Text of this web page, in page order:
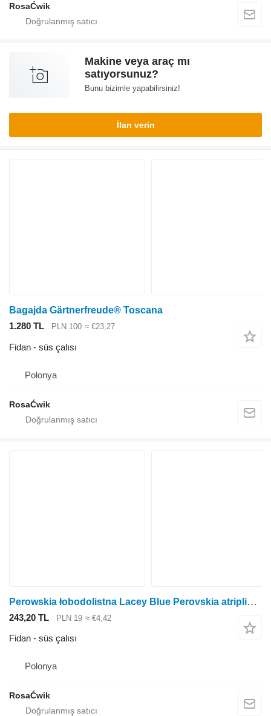
RosaĆwik
Makine veya araç mı
satıyorsunuz?
Bunu bizimle yapabilirsiniz!
İlan verin
Bagajda Gärtnerfreude® Toscana
1.280 TL
PLN 100 ≈ €23,27
Fidan - süs çalısı
Polonya
RosaĆwik
Perowskia łobodolistna Lacey Blue Perovskia atriplicifolia
243,20 TL PLN 19 ≈ €4,42
Fidan - süs çalısı
Polonya
RosaĆwik